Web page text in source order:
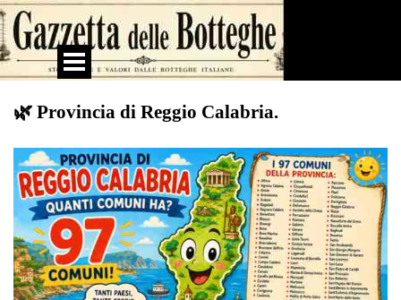
Vai ai contenuti
Salta menù
🌿 Provincia di Reggio Calabria.